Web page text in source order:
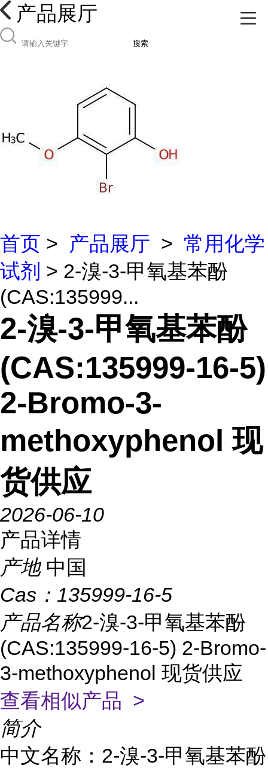
产品展厅
搜索
首页 > 产品展厅 > 常用化学
试剂 > 2-溴-3-甲氧基苯酚
(CAS:135999...
2-溴-3-甲氧基苯酚
(CAS:135999-16-5)
2-Bromo-3-
methoxyphenol 现
货供应
2026-06-10
产品详情
产地 中国
Cas： 135999-16-5
产品名称2-溴-3-甲氧基苯酚
(CAS:135999-16-5) 2-Bromo-
3-methoxyphenol 现货供应
查看相似产品 >
简介
中文名称：2-溴-3-甲氧基苯酚